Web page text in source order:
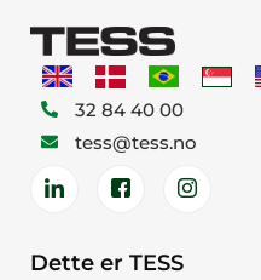
32 84 40 00
tess@tess.no
Dette er TESS